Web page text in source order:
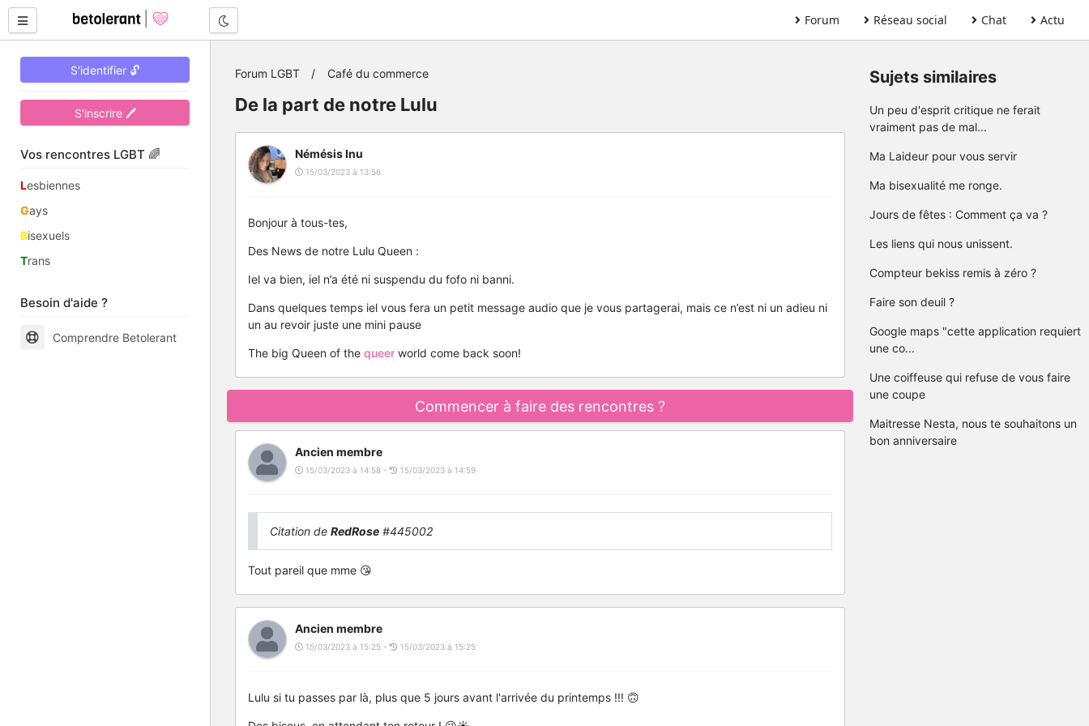
Forum Réseau social Chat Actu
S'identifier 🔓
S'inscrire 🖊
Vos rencontres LGBT 🌈
Lesbiennes
Gays
Bisexuels
Trans
Besoin d'aide ?
Comprendre Betolerant
Forum LGBT Café du commerce
De la part de notre Lulu
Némésis Inu
15/03/2023 à 13:56
Bonjour à tous-tes,
Des News de notre Lulu Queen :
Iel va bien, iel n’a été ni suspendu du fofo ni banni.
Dans quelques temps iel vous fera un petit message audio que je vous partagerai, mais ce n’est ni un adieu ni
un au revoir juste une mini pause
The big Queen of the queer world come back soon!
Commencer à faire des rencontres ?
Ancien membre
15/03/2023 à 14:58 - 15/03/2023 à 14:59
Citation de RedRose #445002
Tout pareil que mme 😘
Ancien membre
15/03/2023 à 15:25 - 15/03/2023 à 15:25
Lulu si tu passes par là, plus que 5 jours avant l'arrivée du printemps !!! 🙃
Sujets similaires
Un peu d'esprit critique ne ferait
vraiment pas de mal...
Ma Laideur pour vous servir
Ma bisexualité me ronge.
Jours de fêtes : Comment ça va ?
Les liens qui nous unissent.
Compteur bekiss remis à zéro ?
Faire son deuil ?
Google maps "cette application requiert
une co...
Une coiffeuse qui refuse de vous faire
une coupe
Maitresse Nesta, nous te souhaitons un
bon anniversaire